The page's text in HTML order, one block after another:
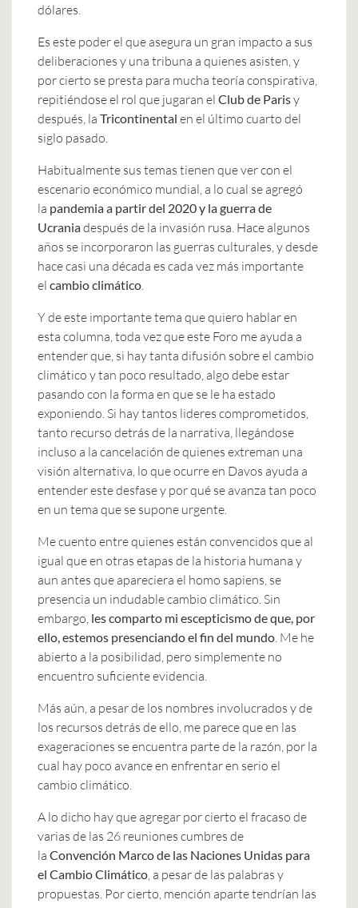
dólares.
Es este poder el que asegura un gran impacto a sus
deliberaciones y una tribuna a quienes asisten, y
por cierto se presta para mucha teoría conspirativa,
repitiéndose el rol que jugaran el Club de Parisy
después, la Tricontinental en el último cuarto del
siglo pasado.
Habitualmente sus temas tienen que ver con el
escenario económico mundial, a lo cual se agregó
la pandemia a partir del 2020 y la guerra de
Ucraniadespués de la invasión rusa. Hace algunos
años se incorporaron las guerras culturales, y desde
hace casi una década es cada vez más importante
el cambio climático
Y de este importante tema que quiero hablar en
esta columna, toda vez que este Foro me ayuda a
entender que, si hay tanta difusión sobre el cambio
climático y tan poco resultado, algo debe estar
pasando con la forma en que se le ha estado
exponiendo. Si hay tantos lideres comprometidos,
tanto recurso detrás de la narrativa, llegándose
incluso a la cancelación de quienes extreman una
visión alternativa, lo que ocurre en Davos ayuda a
entender este desfase y por qué se avanza tan poco
en un tema que se supone urgente.
Me cuento entre quienes están convencidos que al
igual que en otras etapas de la historia humana y
aun antes que apareciera el homo sapiens, se
presencia un indudable cambio climático. Sin
embargo, les comparto mi escepticismo de que, por
ello, estemos presenciando el fin del mundo . Me he
abierto a la posibilidad, pero simplemente no
encuentro suficiente evidencia.
Más aún, a pesar de los nombres involucrados y de
los recursos detrás de ello, me parece que en las
exageraciones se encuentra parte de la razón, por la
cual hay poco avance en enfrentar en serio el
cambio climático.
A lo dicho hay que agregar por cierto el fracaso de
varias de las 26 reuniones cumbres de
la Convención Marco de las Naciones Unidas para
el Cambio Climático , a pesar de las palabras y
propuestas. Por cierto, mención aparte tendrían las